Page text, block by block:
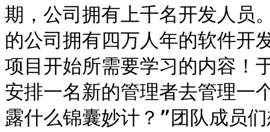
期，公司拥有上千名开发人员
的公司拥有四万人年的软件开
项目开始所需要学习的内容！
安排一名新的管理者去管理一
露什么锦囊妙计？”团队成员